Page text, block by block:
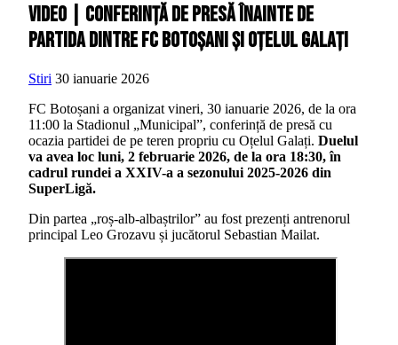
VIDEO | Conferință de presă înainte de
partida dintre FC Botoșani și Oțelul Galați
Stiri 30 ianuarie 2026
FC Botoșani a organizat vineri, 30 ianuarie 2026, de la ora
11:00 la Stadionul „Municipal”, conferință de presă cu
ocazia partidei de pe teren propriu cu Oțelul Galați. Duelul
va avea loc luni, 2 februarie 2026, de la ora 18:30, în
cadrul rundei a XXIV-a a sezonului 2025-2026 din
SuperLigă.
Din partea „roș-alb-albaștrilor” au fost prezenți antrenorul
principal Leo Grozavu și jucătorul Sebastian Mailat.